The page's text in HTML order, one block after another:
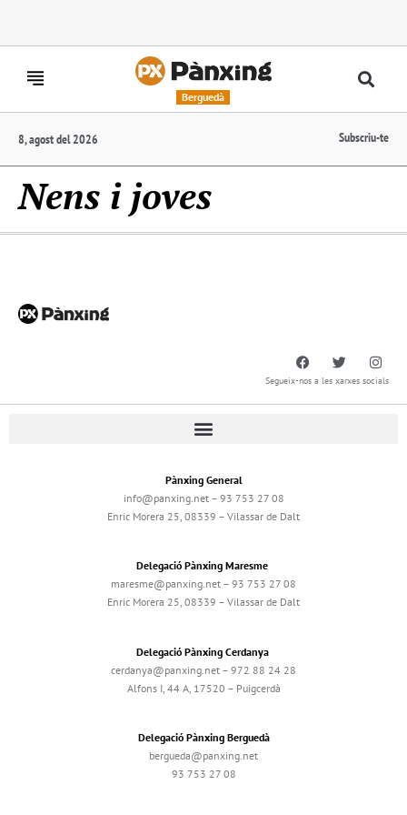
Berguedà
8, agost del 2026 Subscriu-te
Nens i joves
Segueix-nos a les xarxes socials
Pànxing General
info@panxing.net – 93 753 27 08
Enric Morera 25, 08339 – Vilassar de Dalt
Delegació Pànxing Maresme
maresme@panxing.net – 93 753 27 08
Enric Morera 25, 08339 – Vilassar de Dalt
Delegació Pànxing Cerdanya
cerdanya@panxing.net – 972 88 24 28
Alfons I, 44 A, 17520 – Puigcerdà
Delegació Pànxing Berguedà
bergueda@panxing.net
93 753 27 08